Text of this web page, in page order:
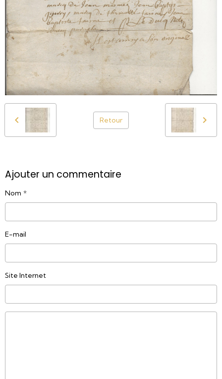
Retour
Ajouter un commentaire
Nom
E-mail
Site Internet